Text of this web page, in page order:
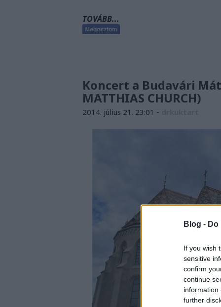
Blog -
If you wish
sensitive
confirm
continue
information
further
TOVÁBB...
Koncert a Budavári
MATTHIAS CHURCH)
2014. július 21. 23:01 -